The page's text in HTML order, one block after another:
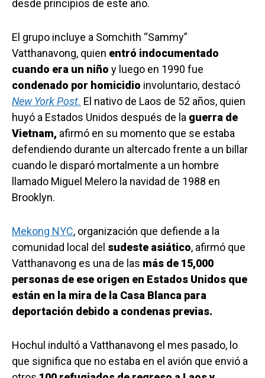
desde principios de este año.
El grupo incluye a Somchith “Sammy”
Vatthanavong, quien entró indocumentado
cuando era un niño y luego en 1990 fue
condenado por homicidio involuntario, destacó
New York Post. El nativo de Laos de 52 años, quien
huyó a Estados Unidos después de la guerra de
Vietnam, afirmó en su momento que se estaba
defendiendo durante un altercado frente a un billar
cuando le disparó mortalmente a un hombre
llamado Miguel Melero la navidad de 1988 en
Brooklyn.
Mekong NYC, organización que defiende a la
comunidad local del sudeste asiático, afirmó que
Vatthanavong es una de las más de 15,000
personas de ese origen en Estados Unidos que
están en la mira de la Casa Blanca para
deportación debido a condenas previas.
Hochul indultó a Vatthanavong el mes pasado, lo
que significa que no estaba en el avión que envió a